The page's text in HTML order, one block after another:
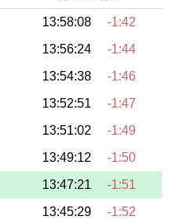
13:58:08
-1:42
13:56:24
-1:44
13:54:38
-1:46
13:52:51
-1:47
13:51:02
-1:49
13:49:12
-1:50
13:47:21
-1:51
13:45:29
-1:52